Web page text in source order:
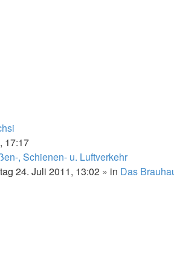
17:17
, Schienen- u. Luftverkehr
24. Juli 2011, 13:02 » in Das